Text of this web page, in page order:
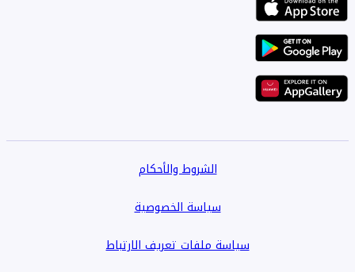
الشروط والأحكام
سياسة الخصوصية
سياسة ملفات تعريف الارتباط